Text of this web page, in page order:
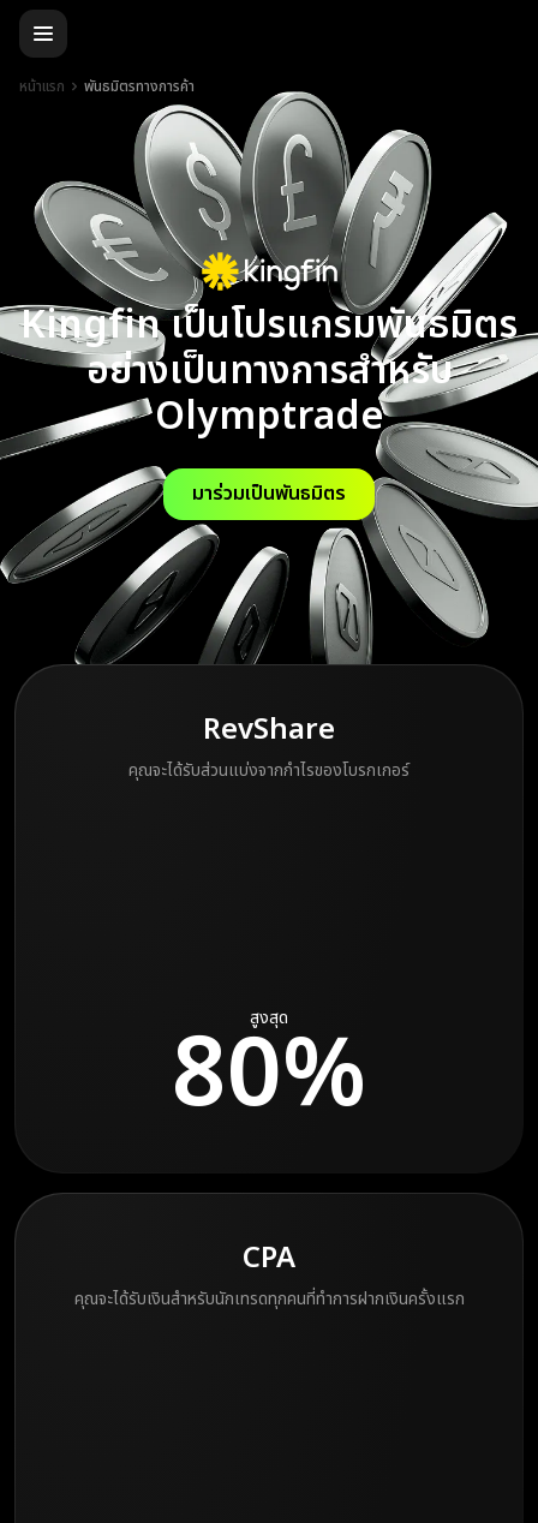
หน้าแรก พันธมิตรทางการค้า
Kingfin เป็นโปรแกรมพันธมิตร
อย่างเป็นทางการสำหรับ
Olymptrade
มาร่วมเป็นพันธมิตร
RevShare
คุณจะได้รับส่วนแบ่งจากกำไรของโบรกเกอร์
สูงสุด
80%
CPA
คุณจะได้รับเงินสำหรับนักเทรดทุกคนที่ทำการฝากเงินครั้งแรก